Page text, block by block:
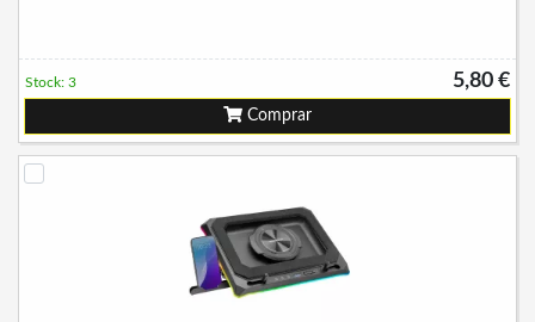
5,80 €
Stock: 3
Comprar